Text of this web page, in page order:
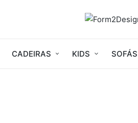
CADEIRAS KIDS SOFÁS